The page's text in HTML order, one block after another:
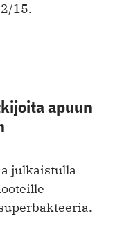
15.
apuun
julkaistulla